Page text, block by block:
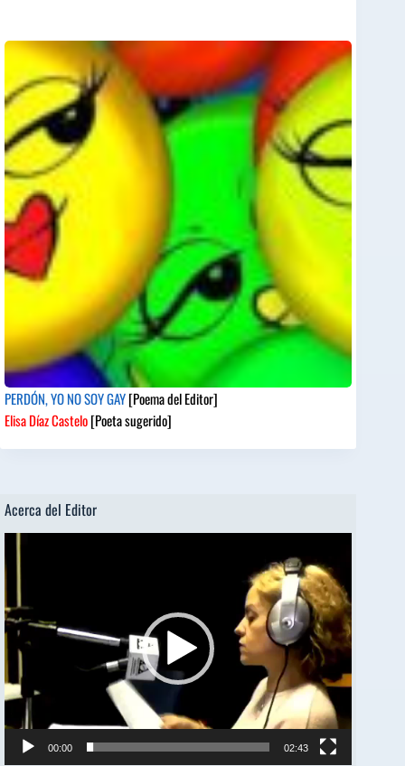
PERDÓN, YO NO SOY GAY[Poema del Editor]
Elisa Díaz Castelo[Poeta sugerido]
Acerca del Editor
de
vídeo
00:00 02:43